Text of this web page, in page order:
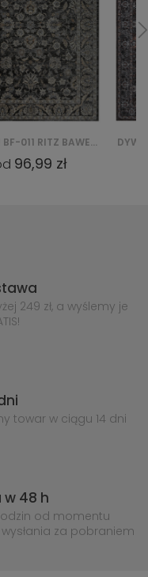
DYWAN BF-07 RITZ BAWEŁNIANY
96,99 zł
249 zł, a wyślemy je
towar w ciągu 14 dni
w 48 h
od momentu
za pobraniem